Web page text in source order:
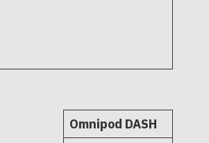
Omnipod DASH